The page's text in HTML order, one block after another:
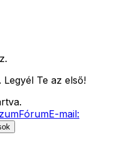
Te az első!
FórumE-mail: